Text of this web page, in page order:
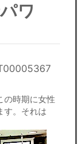
ワ
の時期に女性
す。それは